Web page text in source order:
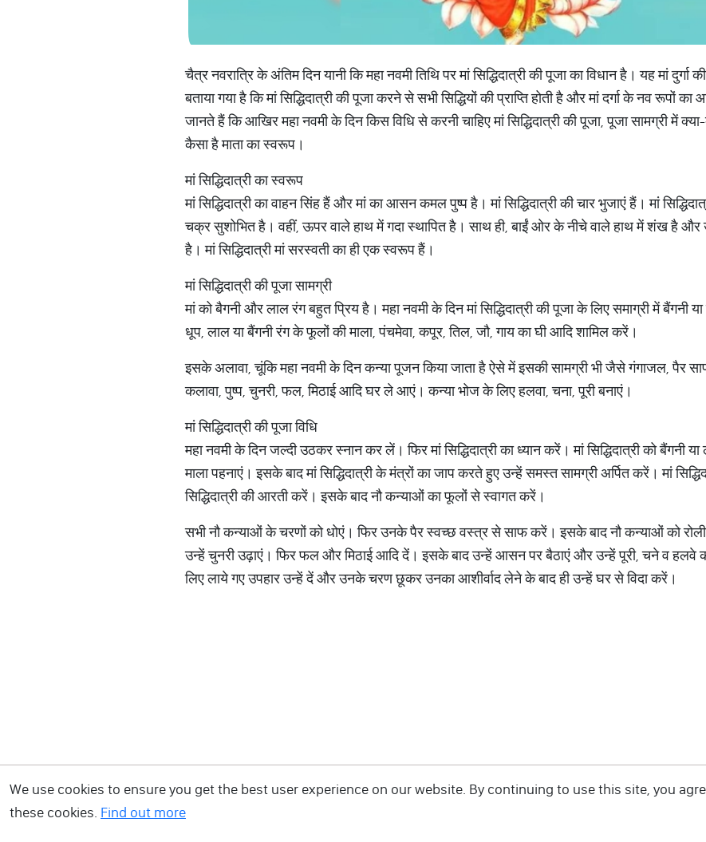
चैत्र नवरात्रि के अंतिम दिन यानी कि महा नवमी तिथि पर मां सिद्धिदात्री की पूजा का विधान है। यह मां दुर्गा
बताया गया है कि मां सिद्धिदात्री की पूजा करने से सभी सिद्धियों की प्राप्ति होती है और मां दर्गा के नव रूपों
जानते हैं कि आखिर महा नवमी के दिन किस विधि से करनी चाहिए मां सिद्धिदात्री की पूजा, पूजा सामग्री में
कैसा है माता का स्वरूप।
मां सिद्धिदात्री का स्वरूप
मां सिद्धिदात्री का वाहन सिंह हैं और मां का आसन कमल पुष्प है। मां सिद्धिदात्री की चार भुजाएं हैं। मां
चक्र सुशोभित है। वहीं, ऊपर वाले हाथ में गदा स्थापित है। साथ ही, बाईं ओर के नीचे वाले हाथ में शंख है
है। मां सिद्धिदात्री मां सरस्वती का ही एक स्वरूप हैं।
मां सिद्धिदात्री की पूजा सामग्री
मां को बैगनी और लाल रंग बहुत प्रिय है। महा नवमी के दिन मां सिद्धिदात्री की पूजा के लिए समाग्री में बैंगनी
धूप, लाल या बैंगनी रंग के फूलों की माला, पंचमेवा, कपूर, तिल, जौ, गाय का घी आदि शामिल करें।
इसके अलावा, चूंकि महा नवमी के दिन कन्या पूजन किया जाता है ऐसे में इसकी सामग्री भी जैसे गंगाजल, पैर
कलावा, पुष्प, चुनरी, फल, मिठाई आदि घर ले आएं। कन्या भोज के लिए हलवा, चना, पूरी बनाएं।
मां सिद्धिदात्री की पूजा विधि
महा नवमी के दिन जल्दी उठकर स्नान कर लें। फिर मां सिद्धिदात्री का ध्यान करें। मां सिद्धिदात्री को बैंगनी
माला पहनाएं। इसके बाद मां सिद्धिदात्री के मंत्रों का जाप करते हुए उन्हें समस्त सामग्री अर्पित करें। मां
सिद्धिदात्री की आरती करें। इसके बाद नौ कन्याओं का फूलों से स्वागत करें।
सभी नौ कन्याओं के चरणों को धोएं। फिर उनके पैर स्वच्छ वस्त्र से साफ करें। इसके बाद नौ कन्याओं को
उन्हें चुनरी उढ़ाएं। फिर फल और मिठाई आदि दें। इसके बाद उन्हें आसन पर बैठाएं और उन्हें पूरी, चने व हलवे
लिए लाये गए उपहार उन्हें दें और उनके चरण छूकर उनका आशीर्वाद लेने के बाद ही उन्हें घर से विदा करें।
We use cookies to ensure you get the best user experience on our website. By continuing to use this site, you
these cookies. Find out more